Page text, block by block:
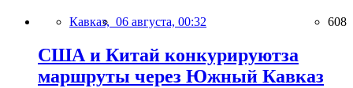
Кавказ, 06 августа, 00:32 608
США и Китай конкурируютза
маршруты через Южный Кавказ